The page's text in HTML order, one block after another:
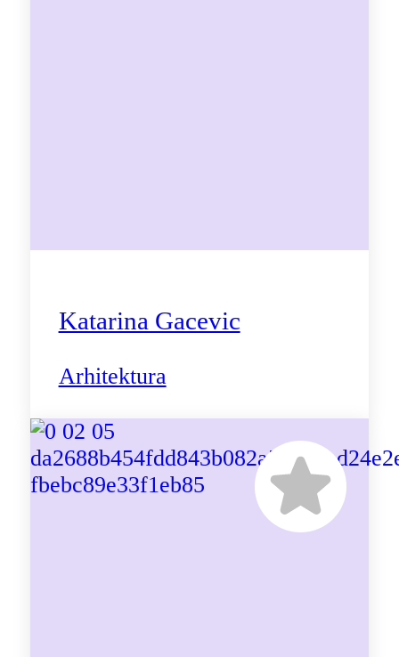
Katarina Gacevic
Arhitektura